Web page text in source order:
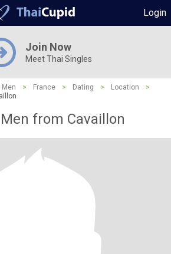
Login
Join Now
Meet Thai Singles
Men > France > Dating > Location
>
from Cavaillon